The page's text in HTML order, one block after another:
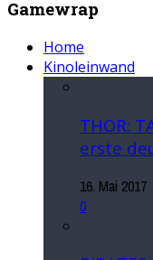
Gamewrap
Home
Kinoleinwand
THOR:
erste
16. Mai 2017
0